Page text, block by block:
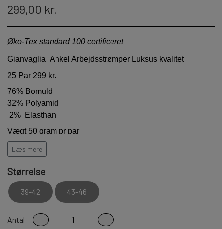
299,00 kr.
Øko-Tex standard 100 certificeret
Gianvaglia Ankel Arbejdsstrømper Luksus kvalitet
25 Par 299 kr.
76% Bomuld
32% Polyamid
2% Elasthan
Vægt 50 gram pr par
Høj kvalitet er bløde behagelige og holdbare
temperaturregulerende
Modstandsdygtige over for slid
Fladsømmet for ekstra god komfort
Læs mere
Størrelse
39-42 43-46
Antal